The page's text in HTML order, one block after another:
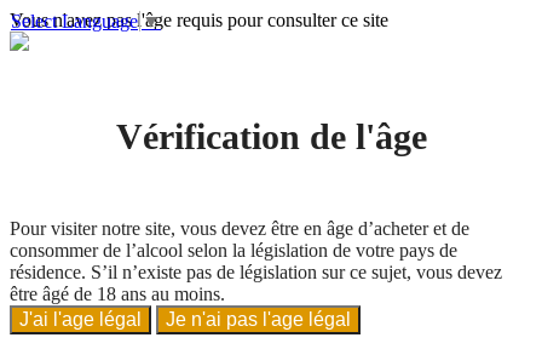
Vous n'avez pas l'âge requis pour consulter ce site
Vérification de l'âge
Pour visiter notre site, vous devez être en âge d’acheter et de
consommer de l’alcool selon la législation de votre pays de
résidence. S’il n’existe pas de législation sur ce sujet, vous devez
être âgé de 18 ans au moins.
J'ai l'age légal
Je n'ai pas l'age légal
Select Language▼